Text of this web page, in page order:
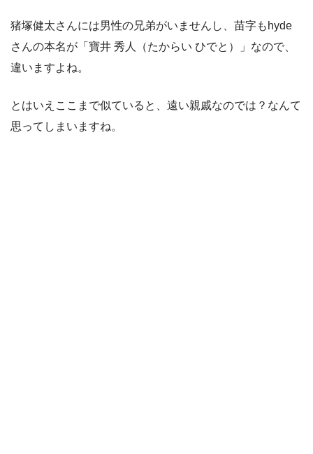
猪塚健太さんには男性の兄弟がいませんし、苗字もhyde
さんの本名が「寶井 秀人（たからい ひでと）」なので、
違いますよね。
とはいえここまで似ていると、遠い親戚なのでは？なんて
思ってしまいますね。